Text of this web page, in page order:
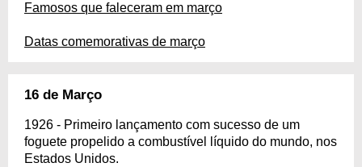
Famosos que faleceram em março
Datas comemorativas de março
16 de Março
1926 - Primeiro lançamento com sucesso de um
foguete propelido a combustível líquido do mundo, nos
Estados Unidos.